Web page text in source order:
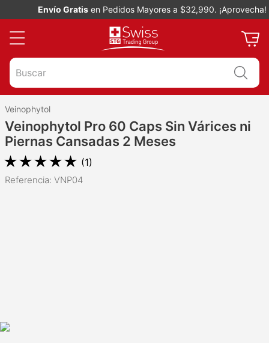
Envío Gratisen Pedidos Mayores a $32,990. ¡Aprovecha!
Buscar
Veinophytol
Veinophytol Pro 60 Caps Sin Várices ni
Piernas Cansadas 2 Meses
★★★★★ (1)
Referencia: VNP04